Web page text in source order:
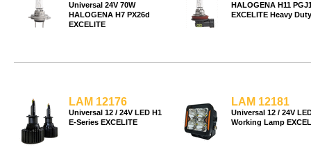
Universal 24V 70W
HALOGENA H7 PX26d
EXCELITE
HALOGENA H11
EXCELITE Heavy Duty
LAM 12176
Universal 12 / 24V LED H1
E-Series EXCELITE
LAM 12181
Universal 12 / 24V
Working Lamp